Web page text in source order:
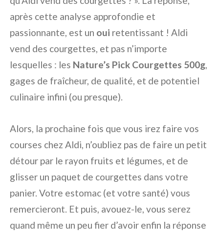
après cette analyse approfondie et
passionnante, est un oui retentissant ! Aldi
vend des courgettes, et pas n’importe
lesquelles : les Nature’s Pick Courgettes 500g,
gages de fraîcheur, de qualité, et de potentiel
culinaire infini (ou presque).
Alors, la prochaine fois que vous irez faire vos
courses chez Aldi, n’oubliez pas de faire un petit
détour par le rayon fruits et légumes, et de
glisser un paquet de courgettes dans votre
panier. Votre estomac (et votre santé) vous
remercieront. Et puis, avouez-le, vous serez
quand même un peu fier d’avoir enfin la réponse